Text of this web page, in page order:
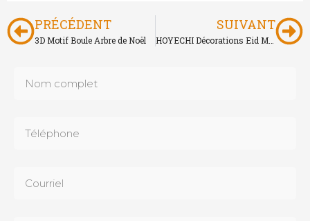
PRÉCÉDENT
3D Motif Boule Arbre de Noël
SUIVANT
HOYECHI Décorations Eid Mubarak Ramadan Lune et Etoile LED Motif lumineux